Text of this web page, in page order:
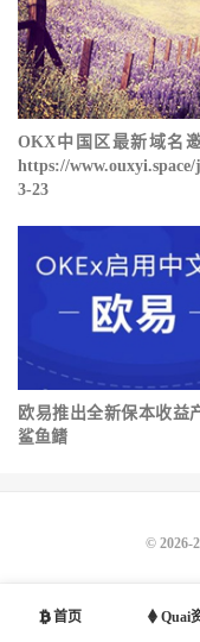
OKX中国区最新域名邀
https://www.ouxyi.space/
3-23
欧易推出全新保本收
鲨鱼鳍
首页 Quai
© 2026-